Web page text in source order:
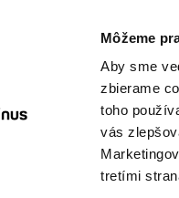
Môžeme
Aby sme
zbierame
toho
vás
tretími
Poukážky